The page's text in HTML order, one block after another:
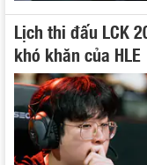
Lịch thi đấu LCK
khó khăn của HLE